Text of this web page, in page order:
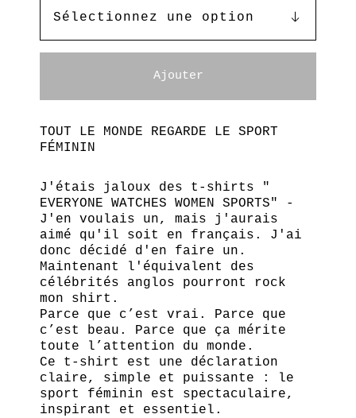
Ajouter
TOUT LE MONDE REGARDE LE SPORT
FÉMININ
J'étais jaloux des t-shirts "
EVERYONE WATCHES WOMEN SPORTS" -
J'en voulais un, mais j'aurais
aimé qu'il soit en français. J'ai
donc décidé d'en faire un.
Maintenant l'équivalent des
célébrités anglos pourront rock
mon shirt.
Parce que c’est vrai. Parce que
c’est beau. Parce que ça mérite
toute l’attention du monde.
Ce t-shirt est une déclaration
claire, simple et puissante : le
sport féminin est spectaculaire,
inspirant et essentiel.